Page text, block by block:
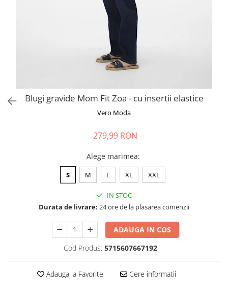
Pantaloni scurți pentru gravide
Geci și Paltoane
Blugi gravide Mom Fit Zoa - cu insertii elastice
Vero Moda
279,99 RON
Alege marimea:
S M L XL XXL
IN STOC
Durata de livrare: 24 ore de la plasarea comenzii
ADAUGA IN COS
Cod Produs: 5715607667192
Adauga la Favorite Cere informatii